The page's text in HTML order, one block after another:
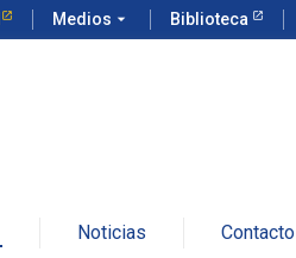
Medios arrow_drop_down Biblioteca
Noticias Contacto